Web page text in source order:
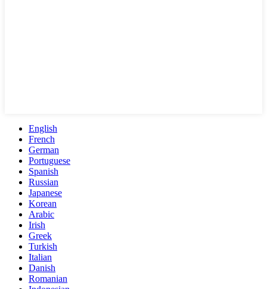
English
French
German
Portuguese
Spanish
Russian
Japanese
Korean
Arabic
Irish
Greek
Turkish
Italian
Danish
Romanian